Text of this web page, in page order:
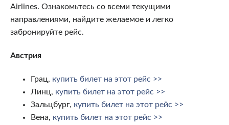
Airlines. Ознакомьтесь со всеми текущими
направлениями, найдите желаемое и легко
забронируйте рейс.
Австрия
Грац, купить билет на этот рейс >>
Линц, купить билет на этот рейс >>
Зальцбург, купить билет на этот рейс >>
Вена, купить билет на этот рейс >>